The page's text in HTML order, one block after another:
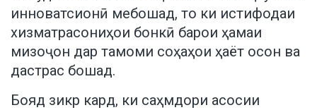
инноватсионӣ мебошад, то ки истифодаи
хизматрасониҳои бонкӣ барои ҳамаи
мизоҷон дар тамоми соҳаҳои ҳаёт осон ва
дастрас бошад.
Бояд зикр кард, ки саҳмдори асосии